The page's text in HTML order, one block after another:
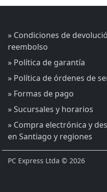
» Condiciones de
reembolso
» Política de garantía
» Política de órdenes de
» Formas de pago
» Sucursales y horarios
» Compra electrónica y
en Santiago y regiones
PC Express Ltda © 2026